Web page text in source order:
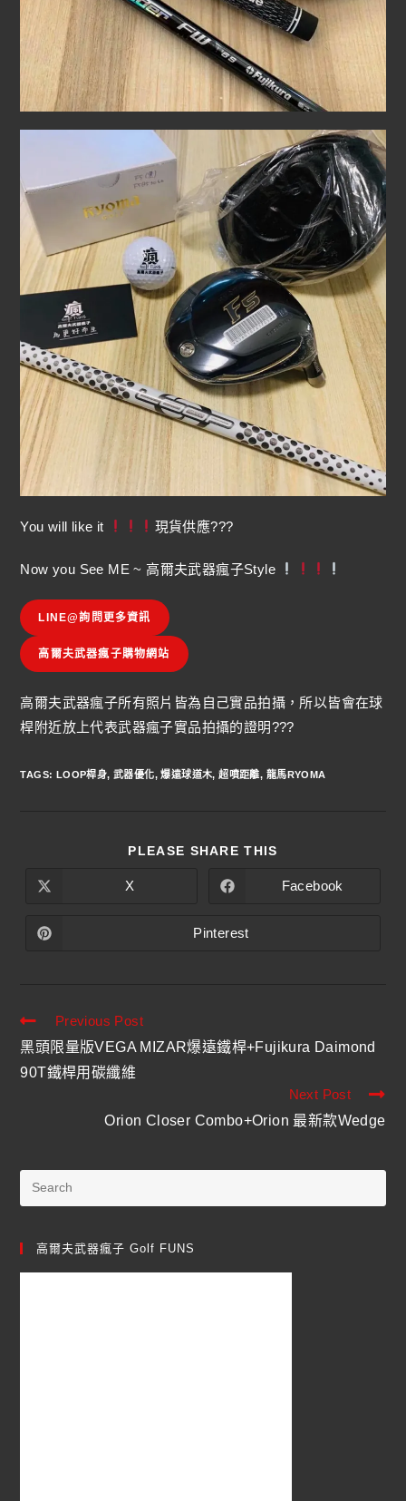
You will like it 現貨供應???
Now you See ME ~ 高爾夫武器瘋子Style
LINE@詢問更多資訊
高爾夫武器瘋子購物網站
高爾夫武器瘋子所有照片皆為自己實品拍攝，所以皆會在球
桿附近放上代表武器瘋子實品拍攝的證明???
TAGS: LOOP桿身, 武器優化, 爆遠球道木, 超噴距離, 龍馬RYOMA
PLEASE SHARE THIS
X Facebook
Pinterest
Previous Post
黑頭限量版VEGA MIZAR爆遠鐵桿+Fujikura Daimond
90T鐵桿用碳纖維
Next Post
Orion Closer Combo+Orion 最新款Wedge
高爾夫武器瘋子 Golf FUNS